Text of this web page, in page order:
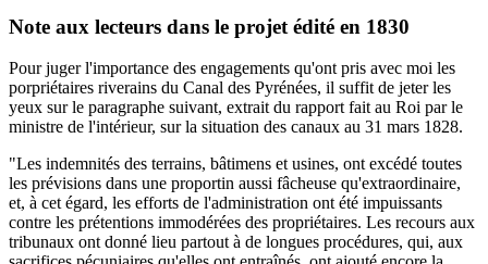
Note aux lecteurs dans le projet édité en 1830
Pour juger l'importance des engagements qu'ont pris avec moi les
porpriétaires riverains du Canal des Pyrénées, il suffit de jeter les
yeux sur le paragraphe suivant, extrait du rapport fait au Roi par le
ministre de l'intérieur, sur la situation des canaux au 31 mars 1828.
"Les indemnités des terrains, bâtimens et usines, ont excédé toutes
les prévisions dans une proportin aussi fâcheuse qu'extraordinaire,
et, à cet égard, les efforts de l'administration ont été impuissants
contre les prétentions immodérées des propriétaires. Les recours aux
tribunaux ont donné lieu partout à de longues procédures, qui, aux